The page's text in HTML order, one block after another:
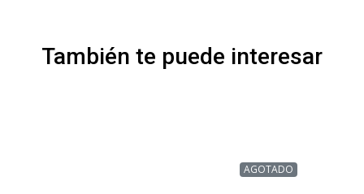
También te puede interesar
AGOTADO